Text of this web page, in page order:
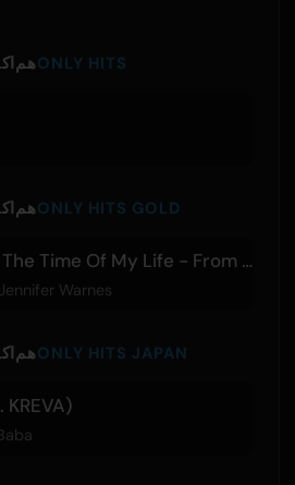
ONLY HITS
ONLY HITS GOLD
(I've Had) The Time Of My Life - From 'Dirty Dancing' Soundtrack
Jennifer Warnes
ONLY HITS JAPAN
KREVA)